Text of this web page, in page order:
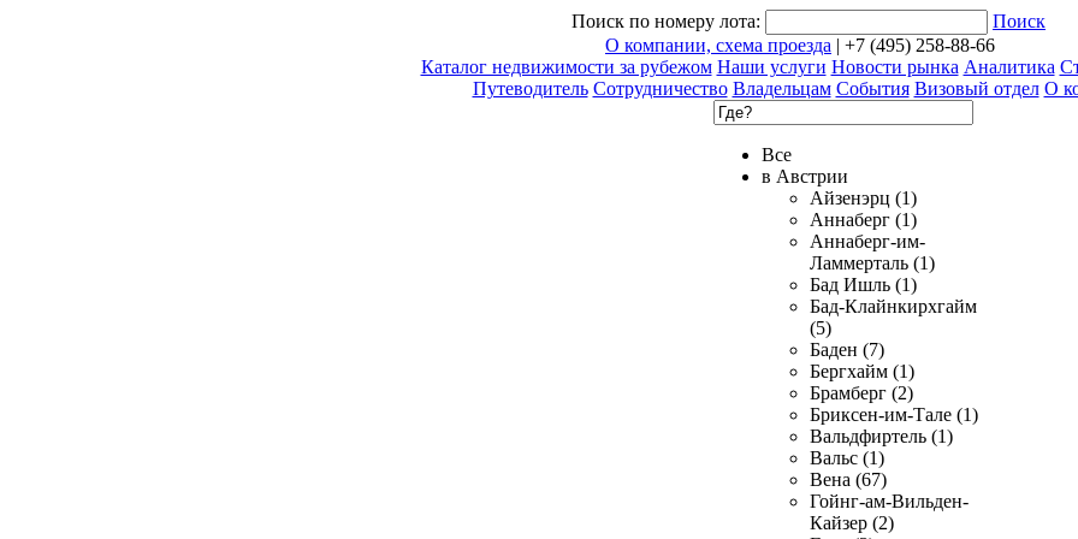
Поиск по номеру лота:
Поиск
О компании, схема проезда | +7 (495) 258-88-66
Каталог недвижимости за рубежом Наши услуги Новости рынка Аналитика
Путеводитель Сотрудничество Владельцам События Визовый отдел О
Все
в Австрии
Айзенэрц (1)
Аннаберг (1)
Аннаберг-им-
Ламмерталь (1)
Бад Ишль (1)
Бад-Клайнкирхгайм
(5)
Баден (7)
Бергхайм (1)
Брамберг (2)
Бриксен-им-Тале (1)
Вальдфиртель (1)
Вальс (1)
Вена (67)
Гойнг-ам-Вильден-
Кайзер (2)